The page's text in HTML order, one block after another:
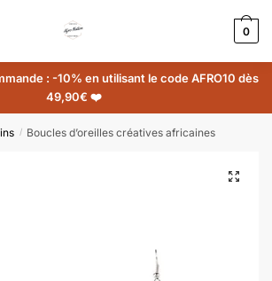
0
: -10% en utilisant le code AFRO10 dès
49,90€ ❤️
/ Boucles d’oreilles créatives africaines
🔍